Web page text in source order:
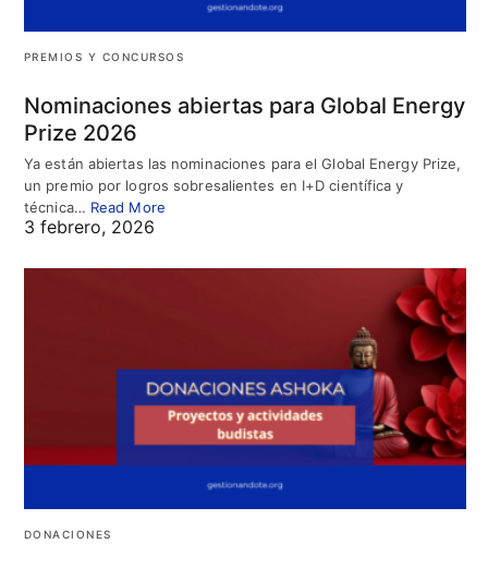
PREMIOS Y CONCURSOS
Nominaciones abiertas para Global Energy
Prize 2026
Ya están abiertas las nominaciones para el Global Energy Prize,
un premio por logros sobresalientes en I+D científica y
técnica… Read More
3 febrero, 2026
DONACIONES